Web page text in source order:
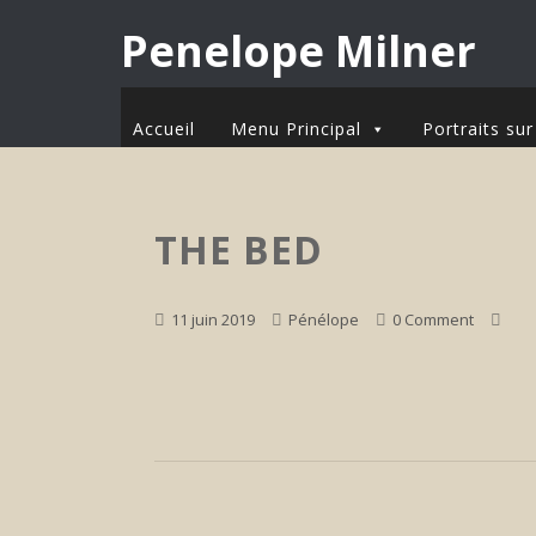
Penelope Milner
Accueil Menu Principal Portraits
THE BED
11 juin 2019 Pénélope 0 Comment